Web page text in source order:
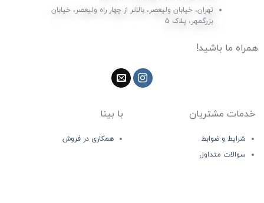
تهران، خیابان ولیعصر، بالاتر از چهار راه ولیعصر، خیابان
بزرگمهر، پلاک 5
همراه ما باشید!
خدمات مشتریان
شرایط و ضوابط
سوالات متداول
با بینا
همکاری در فروش